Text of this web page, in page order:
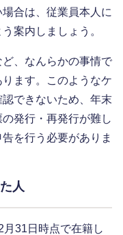
合は、従業員本人に
案内しましょう。
、なんらかの事情で
ます。このようなケ
できないため、年末
発行・再発行が難し
を行う必要がありま
人
31日時点で在籍し